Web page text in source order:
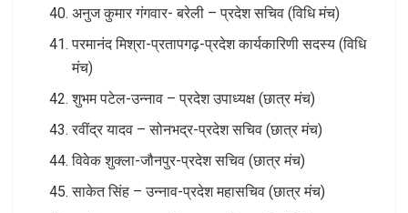
अनुज कुमार गंगवार- बरेली – प्रदेश सचिव (विधि मंच)
परमानंद मिश्रा-प्रतापगढ़-प्रदेश कार्यकारिणी सदस्य (विधि
मंच)
शुभम पटेल-उन्नाव – प्रदेश उपाध्यक्ष (छात्र मंच)
रवींद्र यादव – सोनभद्र-प्रदेश सचिव (छात्र मंच)
विवेक शुक्ला-जौनपुर-प्रदेश सचिव (छात्र मंच)
साकेत सिंह – उन्नाव-प्रदेश महासचिव (छात्र मंच)